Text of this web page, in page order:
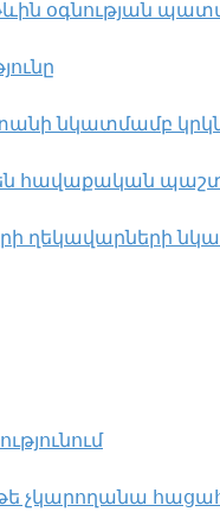
օգնության
նկատմամբ
հավաքական
ղեկավարների
չկարողանա